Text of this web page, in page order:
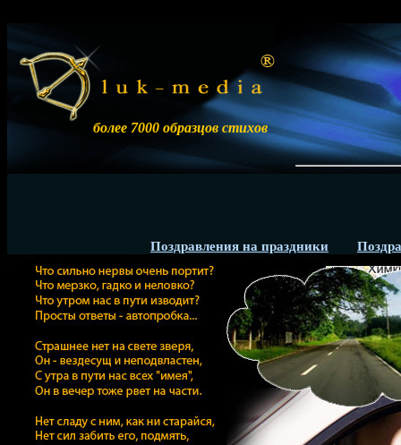
более 7000 образцов стихов
Поздравления на праздники